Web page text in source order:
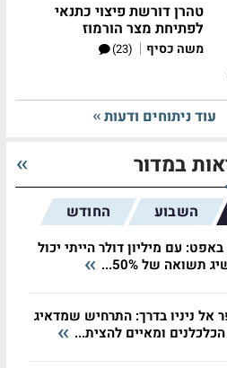
טהרן דורשת פיצוי כתנאי
לפתיחת מצר הורמוז
משה כסיף |
(23)
עוד ניתוחים ודעות
במדור
השבוע החודש
באפט: עם מיליון דולר הייתי יכול
תשואה של 50%...
אל ניניו בדרך: התרחיש שמדאיג
ומאיים להצית...